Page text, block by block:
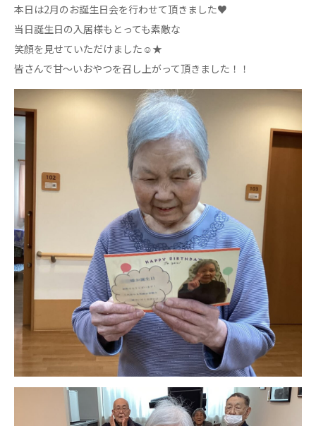
医療法人社団 美翔会
聖心美容クリニック
S-Labo（渋谷院）
医療法人社団 デンタルケアコミュニティ
フォレストデンタルクリニック
医療法人 共生会
松園病院介護医療院
松園第二病院
複合ケアセンターまつぞの
医療法人社団 鴻愛会
こうのす共生病院
OKP with Life クリニック
こうのすナーシングホーム共生園
あげお共生の家
医療法人 京都翔医会
洛桂の郷
訪問看護ステーション秋桜
本日は2月のお誕生日会を行わせて頂きました♥
当日誕生日の入居様もとっても素敵な
笑顔を見せていただけました☺★
皆さんで甘〜いおやつを召し上がって頂きました！！